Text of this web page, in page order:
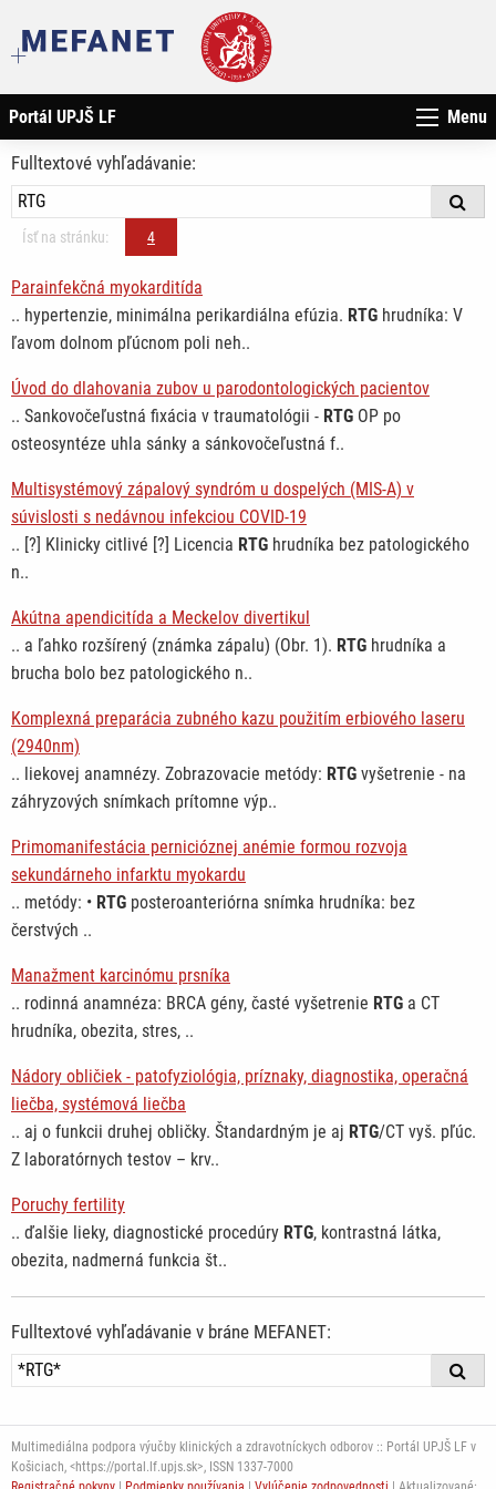
Portál UPJŠ LF Menu
Fulltextové vyhľadávanie:
Ísť na stránku: 4
Parainfekčná myokarditída
.. hypertenzie, minimálna perikardiálna efúzia. RTG hrudníka: V
ľavom dolnom pľúcnom poli neh..
Úvod do dlahovania zubov u parodontologických pacientov
.. Sankovočeľustná fixácia v traumatológii - RTG OP po
osteosyntéze uhla sánky a sánkovočeľustná f..
Multisystémový zápalový syndróm u dospelých (MIS-A) v
súvislosti s nedávnou infekciou COVID-19
.. [?] Klinicky citlivé [?] Licencia RTG hrudníka bez patologického
n..
Akútna apendicitída a Meckelov divertikul
.. a ľahko rozšírený (známka zápalu) (Obr. 1). RTG hrudníka a
brucha bolo bez patologického n..
Komplexná preparácia zubného kazu použitím erbiového laseru
(2940nm)
.. liekovej anamnézy. Zobrazovacie metódy: RTG vyšetrenie - na
záhryzových snímkach prítomne výp..
Primomanifestácia pernicióznej anémie formou rozvoja
sekundárneho infarktu myokardu
.. metódy: • RTG posteroanteriórna snímka hrudníka: bez
čerstvých ..
Manažment karcinómu prsníka
.. rodinná anamnéza: BRCA gény, časté vyšetrenie RTG a CT
hrudníka, obezita, stres, ..
Nádory obličiek - patofyziológia, príznaky, diagnostika, operačná
liečba, systémová liečba
.. aj o funkcii druhej obličky. Štandardným je aj RTG/CT vyš. pľúc.
Z laboratórnych testov – krv..
Poruchy fertility
.. ďalšie lieky, diagnostické procedúry RTG, kontrastná látka,
obezita, nadmerná funkcia št..
Fulltextové vyhľadávanie v bráne MEFANET:
Multimediálna podpora výučby klinických a zdravotníckych odborov :: Portál UPJŠ LF v
Košiciach, <https://portal.lf.upjs.sk>, ISSN 1337-7000